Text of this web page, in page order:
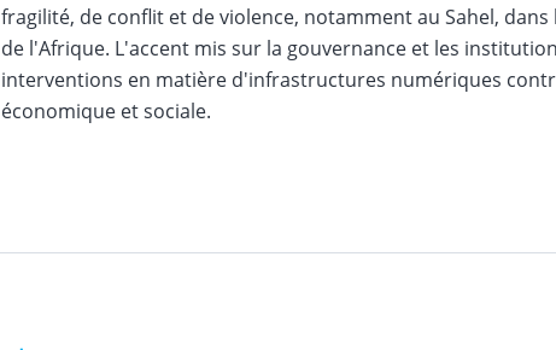
fragilité, de conflit et de violence, notamment au Sahel,
de l'Afrique. L'accent mis sur la gouvernance et les
interventions en matière d'infrastructures numériques
économique et sociale.